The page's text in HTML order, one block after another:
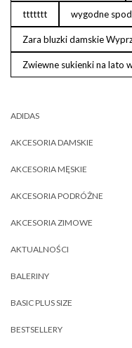
ttttttt wygodne
Zara bluzki damskie
Zwiewne sukienki na lato
ADIDAS
AKCESORIA DAMSKIE
AKCESORIA MĘSKIE
AKCESORIA PODRÓŻNE
AKCESORIA ZIMOWE
AKTUALNOŚCI
BALERINY
BASIC PLUS SIZE
BESTSELLERY